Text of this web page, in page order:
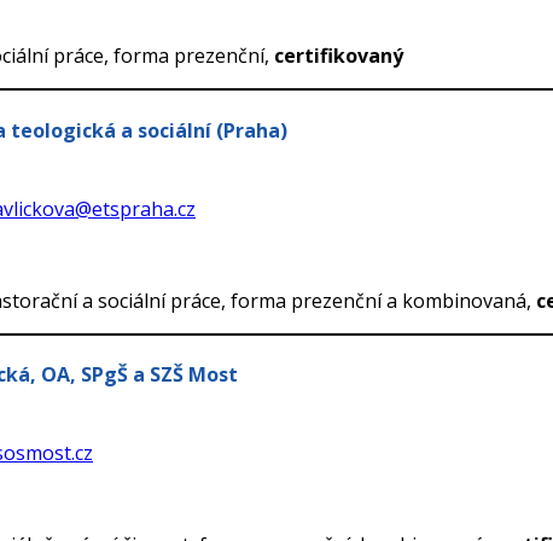
práce, forma prezenční, certifikovaný
teologická a sociální (Praha)
a sociální práce, forma prezenční a kombinovaná,
OA, SPgŠ a SZŠ Most